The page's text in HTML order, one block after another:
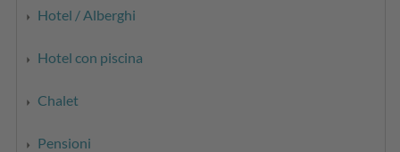
Hotel / Alberghi
Hotel con piscina
Chalet
Pensioni